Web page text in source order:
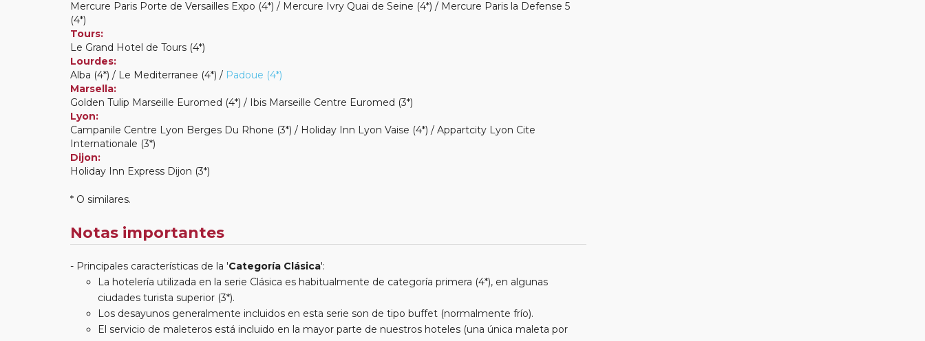
Mercure Paris Porte de Versailles Expo (4*) / Mercure Ivry Quai de Seine (4*) / Mercure Paris la Defense 5
(4*)
Tours:
Le Grand Hotel de Tours (4*)
Lourdes:
Alba (4*) / Le Mediterranee (4*) / Padoue (4*)
Marsella:
Golden Tulip Marseille Euromed (4*) / Ibis Marseille Centre Euromed (3*)
Lyon:
Campanile Centre Lyon Berges Du Rhone (3*) / Holiday Inn Lyon Vaise (4*) / Appartcity Lyon Cite
Internationale (3*)
Dijon:
Holiday Inn Express Dijon (3*)
* O similares.
Notas importantes
Principales características de la 'Categoría Clásica':
La hotelería utilizada en la serie Clásica es habitualmente de categoría primera (4*), en algunas
ciudades turista superior (3*).
Los desayunos generalmente incluidos en esta serie son de tipo buffet (normalmente frío).
El servicio de maleteros está incluido en la mayor parte de nuestros hoteles (una única maleta por